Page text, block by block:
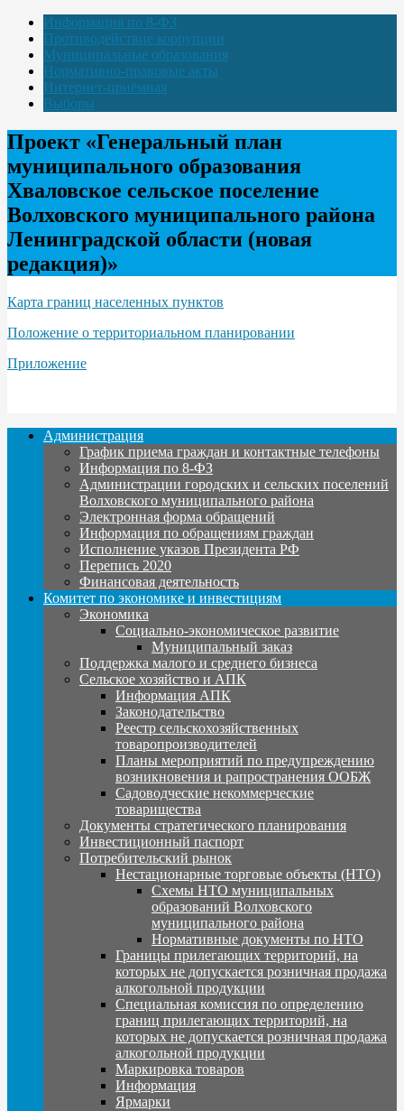
Информация по 8-ФЗ
Противодействие коррупции
Муниципальные образования
Нормативно-правовые акты
Интернет-приёмная
Выборы
Проект «Генеральный план
муниципального образования
Хваловское сельское поселение
Волховского муниципального района
Ленинградской области (новая
редакция)»
Карта границ населенных пунктов
Положение о территориальном планировании
Приложение
Администрация
График приема граждан и контактные телефоны
Информация по 8-ФЗ
Администрации городских и сельских поселений
Волховского муниципального района
Электронная форма обращений
Информация по обращениям граждан
Исполнение указов Президента РФ
Перепись 2020
Финансовая деятельность
Комитет по экономике и инвестициям
Экономика
Социально-экономическое развитие
Муниципальный заказ
Поддержка малого и среднего бизнеса
Сельское хозяйство и АПК
Информация АПК
Законодательство
Реестр сельскохозяйственных
товаропроизводителей
Планы мероприятий по предупреждению
возникновения и рапространения ООБЖ
Садоводческие некоммерческие
товарищества
Документы стратегического планирования
Инвестиционный паспорт
Потребительский рынок
Нестационарные торговые объекты (НТО)
Схемы НТО муниципальных
образований Волховского
муниципального района
Нормативные документы по НТО
Границы прилегающих территорий, на
которых не допускается розничная продажа
алкогольной продукции
Специальная комиссия по определению
границ прилегающих территорий, на
которых не допускается розничная продажа
алкогольной продукции
Маркировка товаров
Информация
Ярмарки